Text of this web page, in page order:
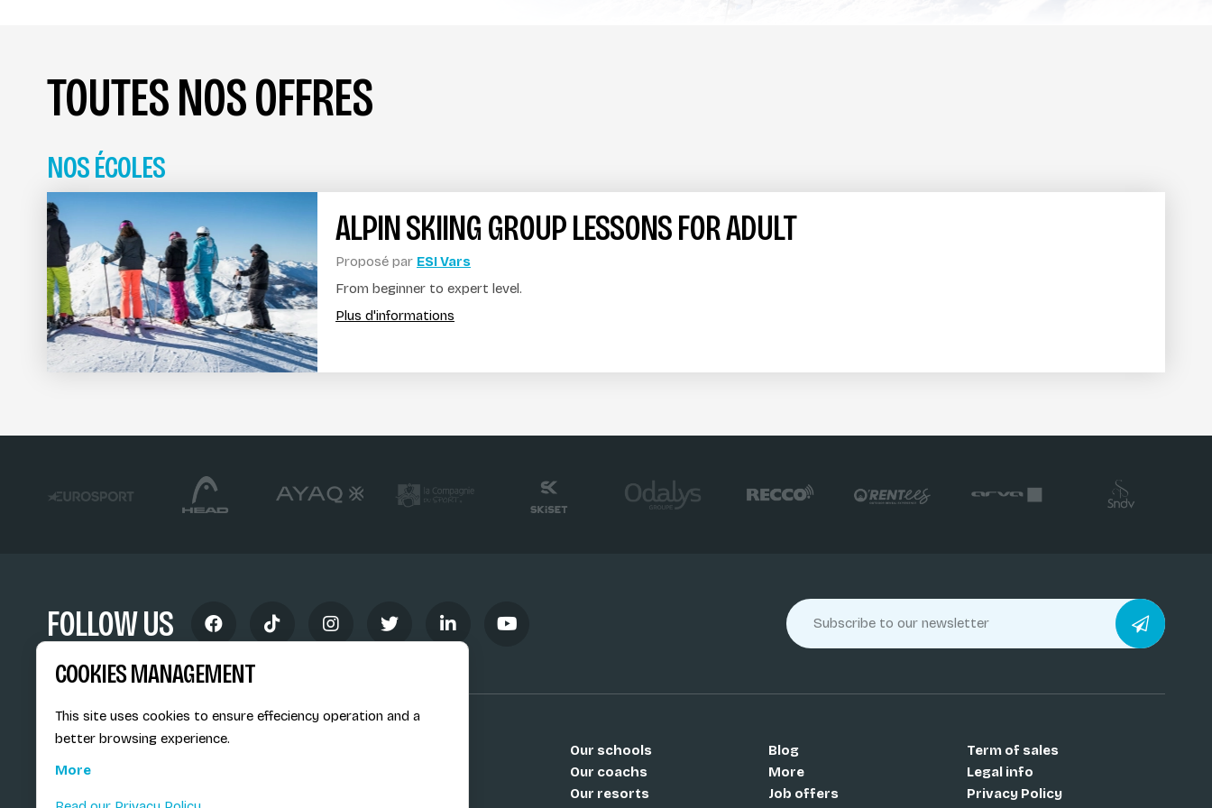
TOUTES NOS OFFRES
NOS ÉCOLES
ALPIN SKIING GROUP LESSONS FOR ADULT
Proposé par ESI Vars
From beginner to expert level.
Plus d'informations
FOLLOW US
Our schools
Our coachs
Our resorts
Blog
More
Job offers
Term of sales
Legal info
Privacy Policy
COOKIES MANAGEMENT
This site uses cookies to ensure effeciency operation and a
better browsing experience.
More